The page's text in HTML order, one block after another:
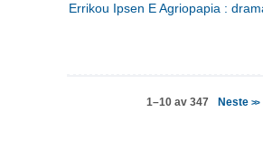
Errikou Ipsen E Agriopapia :
1–10 av 347 Neste >>